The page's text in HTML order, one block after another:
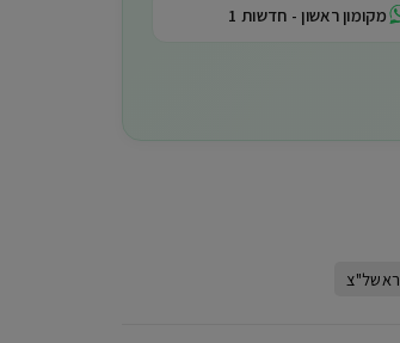
מקומון ראשון - חדשות 1
ראשל"צ